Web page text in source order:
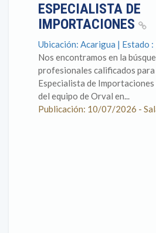
ESPECIALISTA DE
IMPORTACIONES
Ubicación: Acarigua | Estado
Nos encontramos en la
profesionales calificados
Especialista de
del equipo de Orval en...
Publicación: 10/07/2026 -